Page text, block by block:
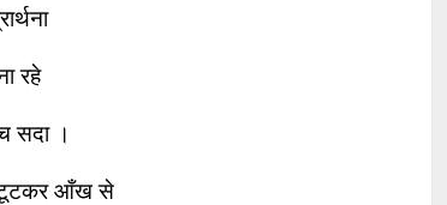
रहे
सदा ।
टूटकर आँख से